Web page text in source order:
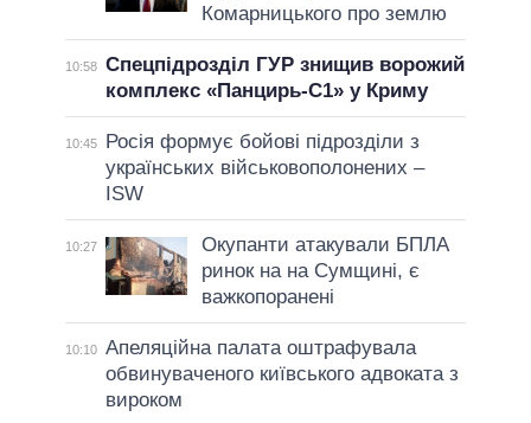
Комарницького про землю
10:58 Спецпідрозділ ГУР знищив ворожий
комплекс «Панцирь-С1» у Криму
10:45
Росія формує бойові підрозділи з
українських військовополонених –
ISW
10:27
Окупанти атакували БПЛА
ринок на на Сумщині, є
важкопоранені
10:10 Апеляційна палата оштрафувала
обвинуваченого київського адвоката з
вироком